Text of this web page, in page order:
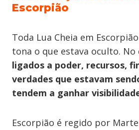
Escorpião
Toda Lua Cheia em
tona o que estava oculto. No
ligados a poder, recursos,
verdades que estavam
tendem a ganhar
Escorpião é regido por